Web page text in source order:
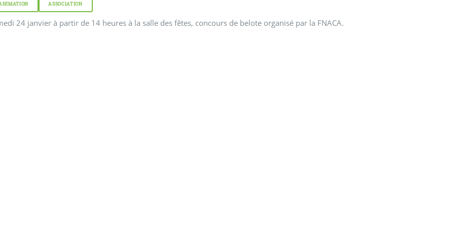
ASSOCIATION
24 janvier à partir de 14 heures à la salle des fêtes, concours de belote organisé par la FNACA.